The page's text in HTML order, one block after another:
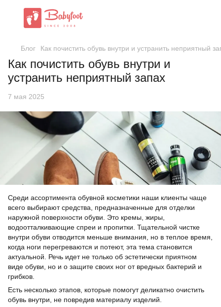
Блог Как почистить обувь внутри и устранить неприятный
Как почистить обувь внутри и
устранить неприятный запах
7 мая 2025
Среди ассортимента обувной косметики наши клиенты чаще
всего выбирают средства, предназначенные для отделки
наружной поверхности обуви. Это кремы, жиры,
водоотталкивающие спреи и пропитки. Тщательной чистке
внутри обуви отводится меньше внимания, но в теплое время,
когда ноги перегреваются и потеют, эта тема становится
актуальной. Речь идет не только об эстетически приятном
виде обуви, но и о защите своих ног от вредных бактерий и
грибков.
Есть несколько этапов, которые помогут деликатно очистить
обувь внутри, не повредив материалу изделий.